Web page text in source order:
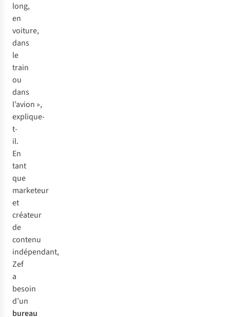
long,
en
voiture,
dans
le
train
ou
dans
l’avion »,
explique-
t-
il.
En
tant
que
marketeur
et
créateur
de
contenu
indépendant,
Zef
a
besoin
d’un
bureau